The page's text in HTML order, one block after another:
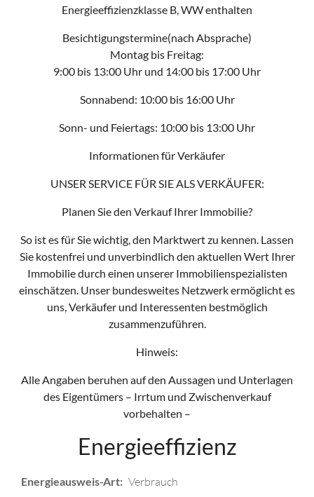
Energieeffizienzklasse B, WW enthalten
Besichtigungstermine(nach Absprache)
Montag bis Freitag:
9:00 bis 13:00 Uhr und 14:00 bis 17:00 Uhr
Sonnabend: 10:00 bis 16:00 Uhr
Sonn- und Feiertags: 10:00 bis 13:00 Uhr
Informationen für Verkäufer
UNSER SERVICE FÜR SIE ALS VERKÄUFER:
Planen Sie den Verkauf Ihrer Immobilie?
So ist es für Sie wichtig, den Marktwert zu kennen. Lassen
Sie kostenfrei und unverbindlich den aktuellen Wert Ihrer
Immobilie durch einen unserer Immobilienspezialisten
einschätzen. Unser bundesweites Netzwerk ermöglicht es
uns, Verkäufer und Interessenten bestmöglich
zusammenzuführen.
Hinweis:
Alle Angaben beruhen auf den Aussagen und Unterlagen
des Eigentümers – Irrtum und Zwischenverkauf
vorbehalten –
Energieeffizienz
Energieausweis-Art: Verbrauch